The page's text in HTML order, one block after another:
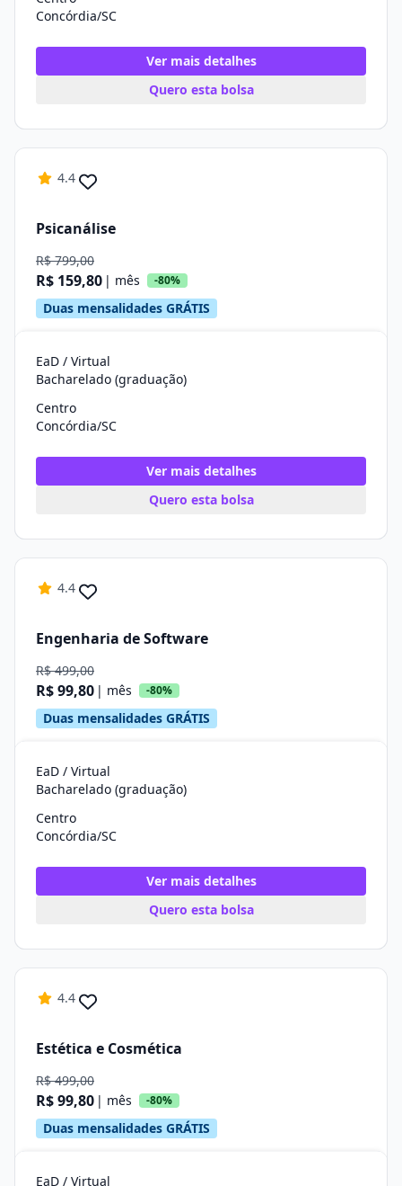
Concórdia/SC
Ver mais detalhes
Quero esta bolsa
4.4
Psicanálise
R$ 799,00
R$ 159,80 | mês -80%
Duas mensalidades GRÁTIS
EaD / Virtual
Bacharelado (graduação)
Centro
Concórdia/SC
Ver mais detalhes
Quero esta bolsa
4.4
Engenharia de Software
R$ 499,00
R$ 99,80 | mês -80%
Duas mensalidades GRÁTIS
EaD / Virtual
Bacharelado (graduação)
Centro
Concórdia/SC
Ver mais detalhes
Quero esta bolsa
4.4
Estética e Cosmética
R$ 499,00
R$ 99,80 | mês -80%
Duas mensalidades GRÁTIS
EaD / Virtual